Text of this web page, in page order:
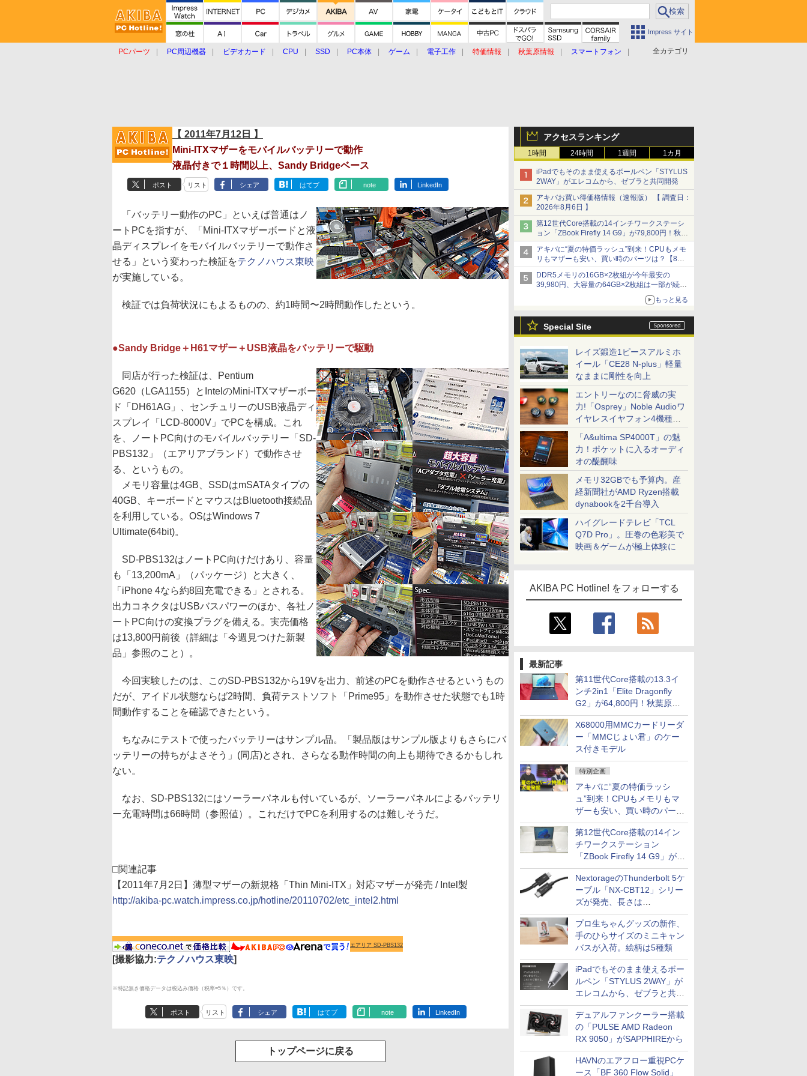
Impress サイト
全カテゴリ
PCパーツ PC周辺機器 ビデオカード CPU SSD PC本体 ゲーム 電子工作 特価情報 秋葉原情報
スマートフォン
アクセスランキング
1時間 24時間 1週間 1カ月
iPadでもそのまま使えるボールペン「STYLUS
2WAY」がエレコムから、ゼブラと共同開発
アキバお買い得価格情報（速報版） 【 調査日：
2026年8月6日 】
第12世代Core搭載の14インチワークステーシ
ョン「ZBook Firefly 14 G9」が79,800円！秋葉
原で中古PCセール
アキバに“夏の特価ラッシュ”到来！CPUもメモ
リもマザーも安い、買い時のパーツは？【8月7
日(金)22時配信】
DDR5メモリの16GB×2枚組が今年最安の
39,980円、大容量の64GB×2枚組は一部が続騰
もっと見る
Special Site
レイズ鍛造1ピースアルミホ
イール「CE28 N-plus」軽量
なままに剛性を向上
エントリーなのに脅威の実
力!「Osprey」Noble Audioワ
イヤレスイヤフォン4機種を
一気に聴く
「A&ultima SP4000T」の魅
力！ポケットに入るオーディ
オの醍醐味
メモリ32GBでも予算内。産
経新聞社がAMD Ryzen搭載
dynabookを2千台導入
ハイグレードテレビ「TCL
Q7D Pro」。圧巻の色彩美で
映画＆ゲームが極上体験に
AKIBA PC Hotline! をフォローする
最新記事
第11世代Core搭載の13.3イ
ンチ2in1「Elite Dragonfly
G2」が64,800円！秋葉原で
中古PCセール
X68000用MMCカードリーダ
ー「MMCじょい君」のケー
ス付きモデル
特別企画
アキバに“夏の特価ラッシ
ュ”到来！CPUもメモリもマ
ザーも安い、買い時のパーツ
は？【8月7日(金)22時配信】
第12世代Core搭載の14イン
チワークステーション
「ZBook Firefly 14 G9」が
79,800円！秋葉原で中古PC
セール
NextorageのThunderbolt 5ケ
ーブル「NX-CBT12」シリー
ズが発売、長さは
30cm/50cm/1mの3種類
プロ生ちゃんグッズの新作、
手のひらサイズのミニキャン
バスが入荷。絵柄は5種類
iPadでもそのまま使えるボー
ルペン「STYLUS 2WAY」が
エレコムから、ゼブラと共同
開発
デュアルファンクーラー搭載
の「PULSE AMD Radeon
RX 9050」がSAPPHIREから
HAVNのエアフロー重視PCケ
ース「BF 360 Flow Solid」
【 2011年7月12日 】
Mini-ITXマザーをモバイルバッテリーで動作
液晶付きで１時間以上、Sandy Bridgeベース
ポスト リスト シェア はてブ note LinkedIn
「バッテリー動作のPC」といえば普通はノ
ートPCを指すが、「Mini-ITXマザーボードと液
晶ディスプレイをモバイルバッテリーで動作さ
せる」という変わった検証をテクノハウス東映
が実施している。
検証では負荷状況にもよるものの、約1時間〜2時間動作したという。
●Sandy Bridge＋H61マザー＋USB液晶をバッテリーで駆動
同店が行った検証は、Pentium
G620（LGA1155）とIntelのMini-ITXマザーボー
ド「DH61AG」、センチュリーのUSB液晶ディ
スプレイ「LCD-8000V」でPCを構成。これ
を、ノートPC向けのモバイルバッテリー「SD-
PBS132」（エアリアブランド）で動作させ
る、というもの。
メモリ容量は4GB、SSDはmSATAタイプの
40GB、キーボードとマウスはBluetooth接続品
を利用している。OSはWindows 7
Ultimate(64bit)。
SD-PBS132はノートPC向けだけあり、容量
も「13,200mA」（パッケージ）と大きく、
「iPhone 4なら約8回充電できる」とされる。
出力コネクタはUSBバスパワーのほか、各社ノ
ートPC向けの変換プラグを備える。実売価格
は13,800円前後（詳細は「今週見つけた新製
品」参照のこと）。
今回実験したのは、このSD-PBS132から19Vを出力、前述のPCを動作させるというもの
だが、アイドル状態ならば2時間、負荷テストソフト「Prime95」を動作させた状態でも1時
間動作することを確認できたという。
ちなみにテストで使ったバッテリーはサンプル品。「製品版はサンプル版よりもさらにバ
ッテリーの持ちがよさそう」(同店)とされ、さらなる動作時間の向上も期待できるかもしれ
ない。
なお、SD-PBS132にはソーラーパネルも付いているが、ソーラーパネルによるバッテリ
ー充電時間は66時間（参照値）。これだけでPCを利用するのは難しそうだ。
□関連記事
【2011年7月2日】薄型マザーの新規格「Thin Mini-ITX」対応マザーが発売 / Intel製
http://akiba-pc.watch.impress.co.jp/hotline/20110702/etc_intel2.html
エアリア SD-PBS132
[撮影協力:テクノハウス東映]
※特記無き価格データは税込み価格（税率=5％）です。
ポスト リスト シェア はてブ note LinkedIn
トップページに戻る